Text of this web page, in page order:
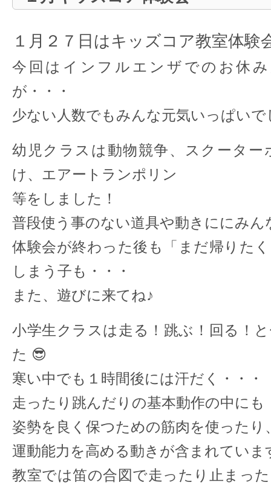
１月２７日はキッズコア教室体験
今回はインフルエンザでのお休
が・・・
少ない人数でもみんな元気いっぱいで
幼児クラスは動物競争、スクーター
け、エアートランポリン
等をしました！
普段使う事のない道具や動きににみ
体験会が終わった後も「まだ帰りた
しまう子も・・・
また、遊びに来てね♪
小学生クラスは走る！跳ぶ！回る！
た 😎
寒い中でも１時間後には汗だく・・・
走ったり跳んだりの基本動作の中にも
姿勢を良く保つための筋肉を使ったり
運動能力を高める動きが含まれていま
教室では笛の合図で走ったり止まっ